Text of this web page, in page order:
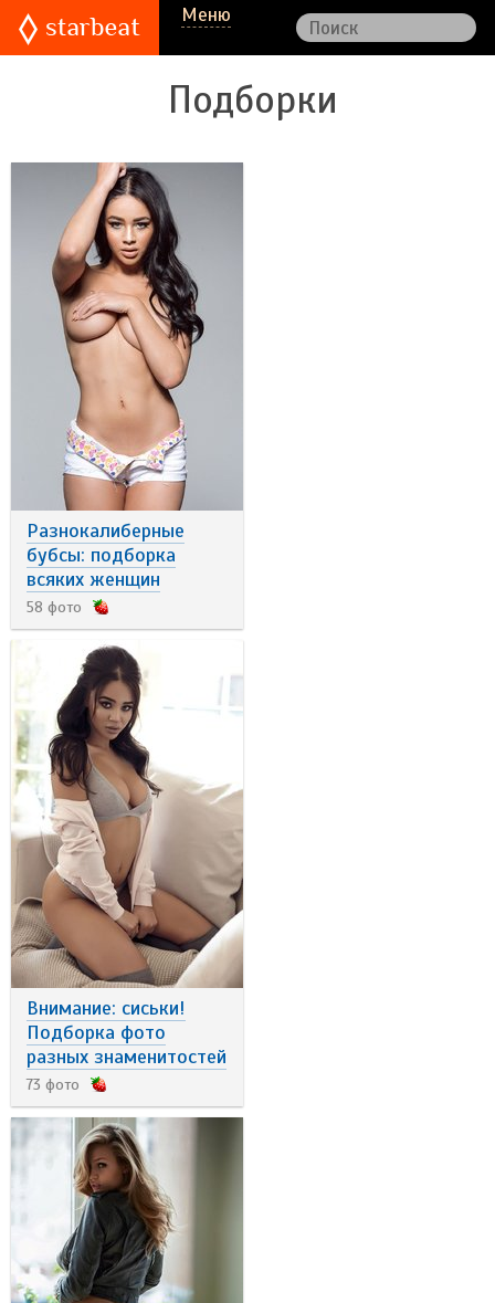
Меню
Подборки
Разнокалиберные
бубсы: подборка
всяких женщин
58 фото
Внимание: сиськи!
Подборка фото
разных знаменитостей
73 фото